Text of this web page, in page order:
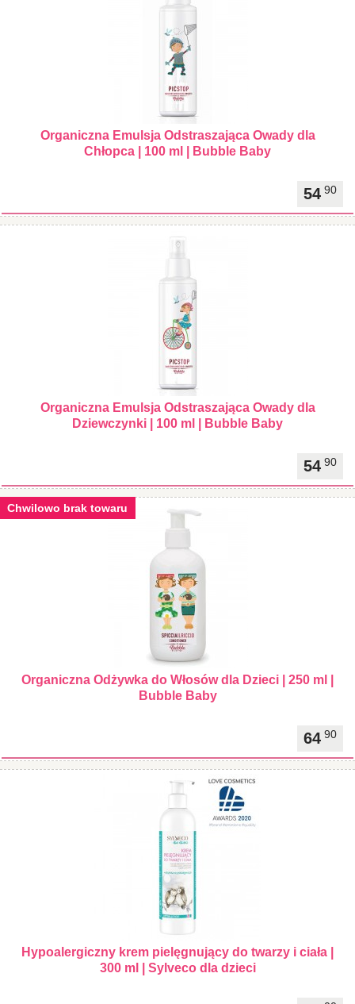
Organiczna Emulsja Odstraszająca Owady dla
Chłopca | 100 ml | Bubble Baby
54 90
Organiczna Emulsja Odstraszająca Owady dla
Dziewczynki | 100 ml | Bubble Baby
54 90
Chwilowo brak towaru
Organiczna Odżywka do Włosów dla Dzieci | 250 ml |
Bubble Baby
64 90
Hypoalergiczny krem pielęgnujący do twarzy i ciała |
300 ml | Sylveco dla dzieci